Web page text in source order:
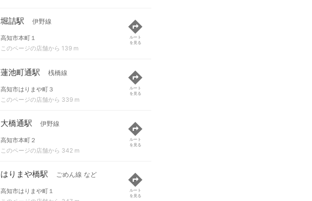
堀詰駅 伊野線
高知市本町１
このページの店舗から 139 m
ルート
を見る
蓮池町通駅 桟橋線
高知市はりまや町３
このページの店舗から 339 m
ルート
を見る
大橋通駅 伊野線
高知市本町２
このページの店舗から 342 m
ルート
を見る
はりまや橋駅 ごめん線 など
高知市はりまや町１
ルート
を見る